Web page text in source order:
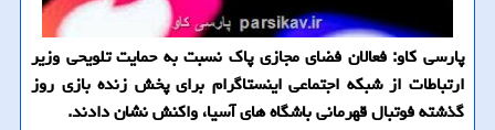
پارسی کاو: فعالان فضای مجازی پاک نسبت به حمایت تلویحی وزیر
ارتباطات از شبکه اجتماعی اینستاگرام برای پخش زنده بازی روز
گذشته فوتبال قهرمانی باشگاه های آسیا، واکنش نشان دادند.